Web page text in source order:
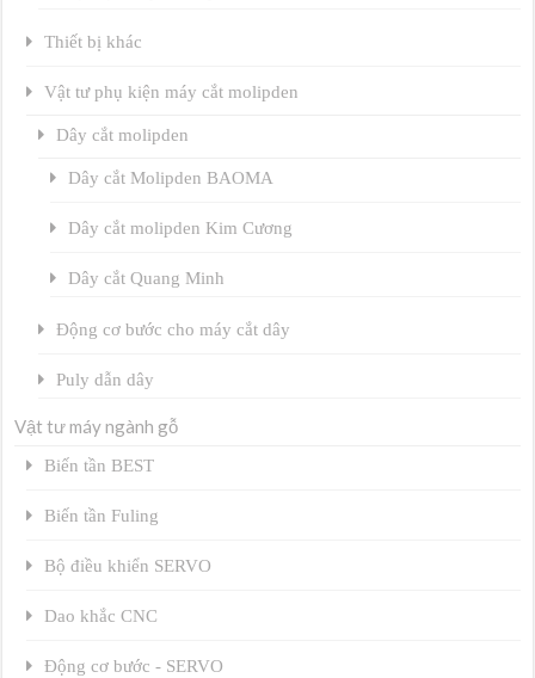
Thiết bị khác
Vật tư phụ kiện máy cắt molipden
Dây cắt molipden
Dây cắt Molipden BAOMA
Dây cắt molipden Kim Cương
Dây cắt Quang Minh
Động cơ bước cho máy cắt dây
Puly dẫn dây
Vật tư máy ngành gỗ
Biến tần BEST
Biến tần Fuling
Bộ điều khiển SERVO
Dao khắc CNC
Động cơ bước - SERVO